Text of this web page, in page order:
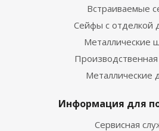
Встраиваемые
Сейфы с отделкой
Металлические
Металлические
Информация для
Сервисная